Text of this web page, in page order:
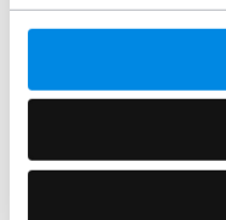
ARTNR:402233702